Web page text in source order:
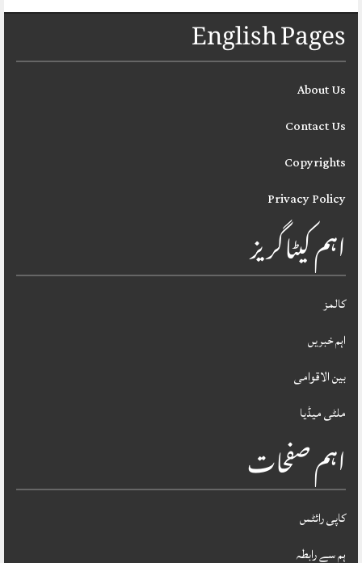
English Pages
About Us
Contact Us
Copyrights
Privacy Policy
اہم کیٹاگریز
کالمز
اہم خبریں
بین الاقوامی
ملٹی میڈیا
اہم صفحات
کاپی رائٹس
ہم سے رابطہ